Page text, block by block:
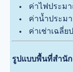
ค่าไฟประม
ค่าน้ำประม
ค่าเช่าเฉลี่ย
รูปแบบพื้นที่สำนั